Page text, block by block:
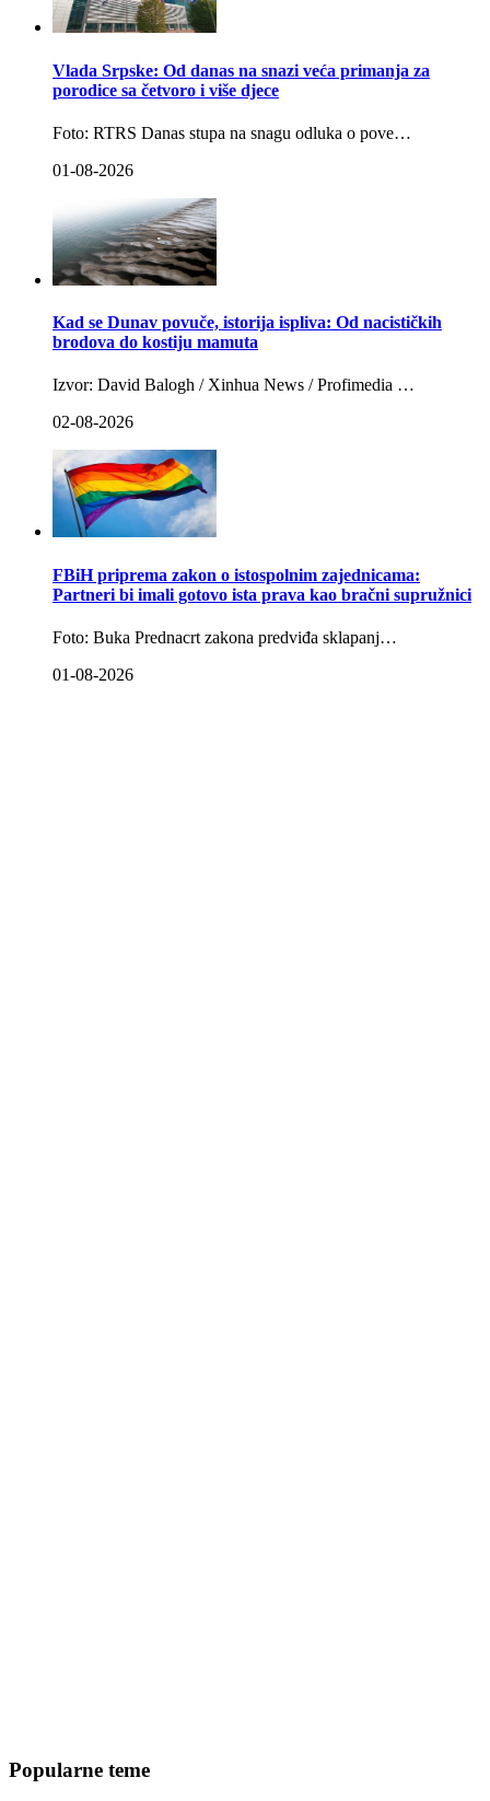
Vlada Srpske: Od danas na snazi veća primanja za
porodice sa četvoro i više djece
Foto: RTRS Danas stupa na snagu odluka o pove…
01-08-2026
Kad se Dunav povuče, istorija ispliva: Od nacističkih
brodova do kostiju mamuta
Izvor: David Balogh / Xinhua News / Profimedia …
02-08-2026
FBiH priprema zakon o istospolnim zajednicama:
Partneri bi imali gotovo ista prava kao bračni supružnici
Foto: Buka Prednacrt zakona predviđa sklapanj…
01-08-2026
Popularne teme